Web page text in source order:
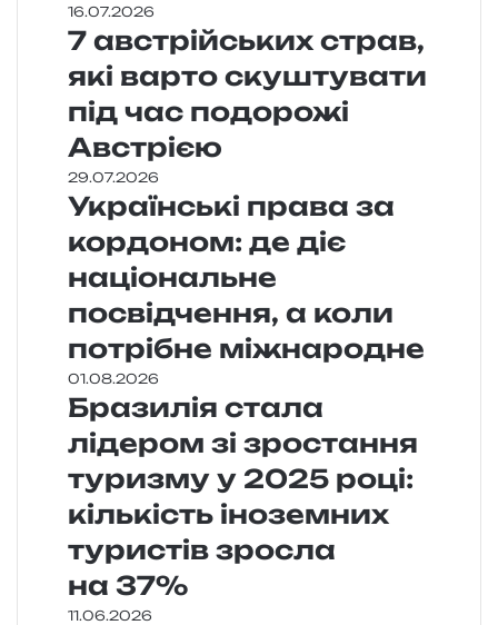
16.07.2026
7 австрійських страв,
які варто скуштувати
під час подорожі
Австрією
29.07.2026
Українські права за
кордоном: де діє
національне
посвідчення, а коли
потрібне міжнародне
01.08.2026
Бразилія стала
лідером зі зростання
туризму у 2025 році:
кількість іноземних
туристів зросла
на 37%
11.06.2026